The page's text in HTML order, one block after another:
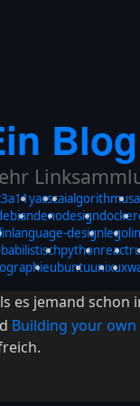
Blog
a11yacscaialgorithmus
denodesigndocker
language-designlego
pythonreact
ubuntuunixux
es jemand
Building your